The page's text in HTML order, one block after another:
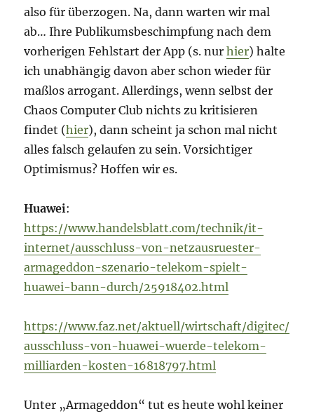
also für überzogen. Na, dann warten wir mal
ab… Ihre Publikumsbeschimpfung nach dem
vorherigen Fehlstart der App (s. nurhier) halte
ich unabhängig davon aber schon wieder für
maßlos arrogant. Allerdings, wenn selbst der
Chaos Computer Club nichts zu kritisieren
findet (hier), dann scheint ja schon mal nicht
alles falsch gelaufen zu sein. Vorsichtiger
Optimismus? Hoffen wir es.
Huawei:
https://www.handelsblatt.com/technik/it-
internet/ausschluss-von-netzausruester-
armageddon-szenario-telekom-spielt-
huawei-bann-durch/25918402.html
https://www.faz.net/aktuell/wirtschaft/digitec/
ausschluss-von-huawei-wuerde-telekom-
milliarden-kosten-16818797.html
Unter „Armageddon“ tut es heute wohl keiner